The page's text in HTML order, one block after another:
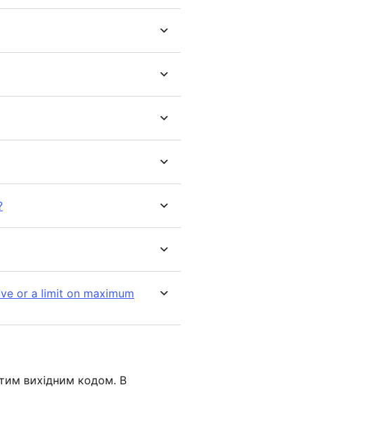
or a limit on maximum
вихідним кодом. В